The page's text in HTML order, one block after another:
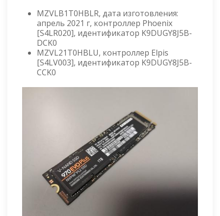
MZVLB1T0HBLR, дата изготовления:
апрель 2021 г, контроллер Phoenix
[S4LR020], идентификатор K9DUGY8J5B-
DCK0
MZVL21T0HBLU, контроллер Elpis
[S4LV003], идентификатор K9DUGY8J5B-
CCK0